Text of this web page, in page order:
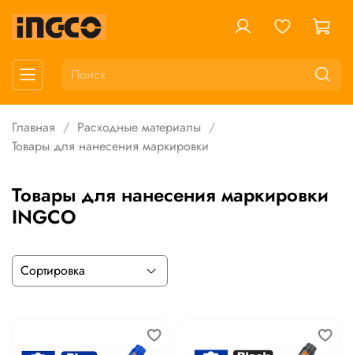
Главная
Расходные материалы
Товары для нанесения маркировки
Товары для нанесения маркировки
INGCO